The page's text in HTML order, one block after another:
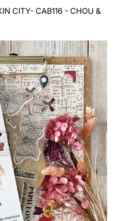
CITY- CAB116 - CHOU &